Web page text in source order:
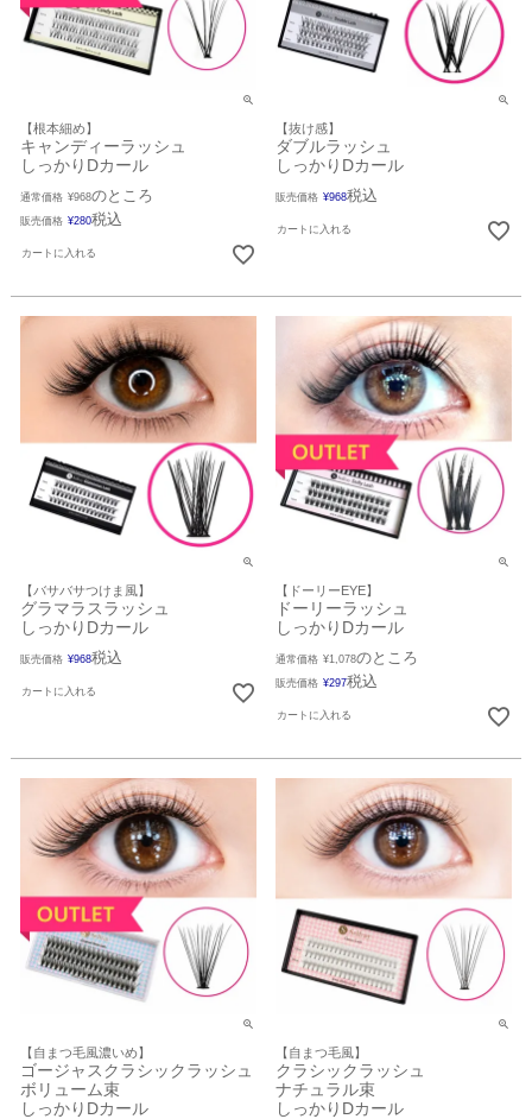
【根本細め】
キャンディーラッシュ
しっかりDカール
通常価格 ¥968のところ
販売価格 ¥280税込
カートに入れる
【抜け感】
ダブルラッシュ
しっかりDカール
販売価格 ¥968税込
カートに入れる
【バサバサつけま風】
グラマラスラッシュ
しっかりDカール
販売価格 ¥968税込
カートに入れる
【ドーリーEYE】
ドーリーラッシュ
しっかりDカール
通常価格 ¥1,078のところ
販売価格 ¥297税込
カートに入れる
【自まつ毛風濃いめ】
ゴージャスクラシックラッシュ
ボリューム束
しっかりDカール
【自まつ毛風】
クラシックラッシュ
ナチュラル束
しっかりDカール